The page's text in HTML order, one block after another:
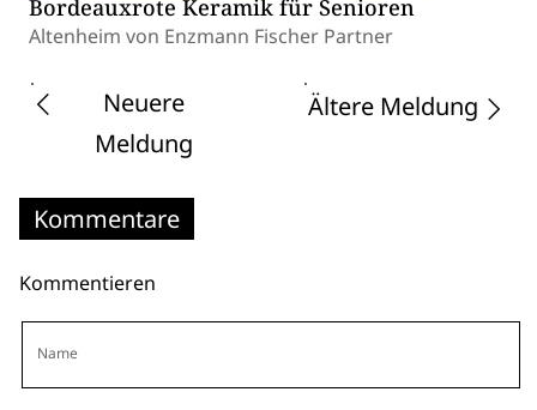
Bordeauxrote Keramik für Senioren
Altenheim von Enzmann Fischer Partner
Neuere
Meldung
Ältere Meldung
Kommentare
Kommentieren
Name